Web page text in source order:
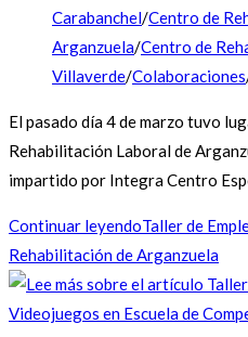
Carabanchel/Centro de
Arganzuela/Centro de
Villaverde/Colaboraciones
El pasado día 4 de marzo tuvo
Rehabilitación Laboral de
impartido por Integra Centro
Continuar leyendoTaller de
Rehabilitación de Arganzuela